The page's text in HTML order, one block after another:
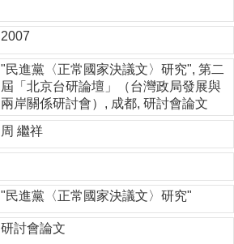
2007
"民進黨〈正常國家決議文〉研究", 第二
屆「北京台研論壇」（台灣政局發展與
兩岸關係研討會）, 成都, 研討會論文
周 繼祥
"民進黨〈正常國家決議文〉研究"
研討會論文